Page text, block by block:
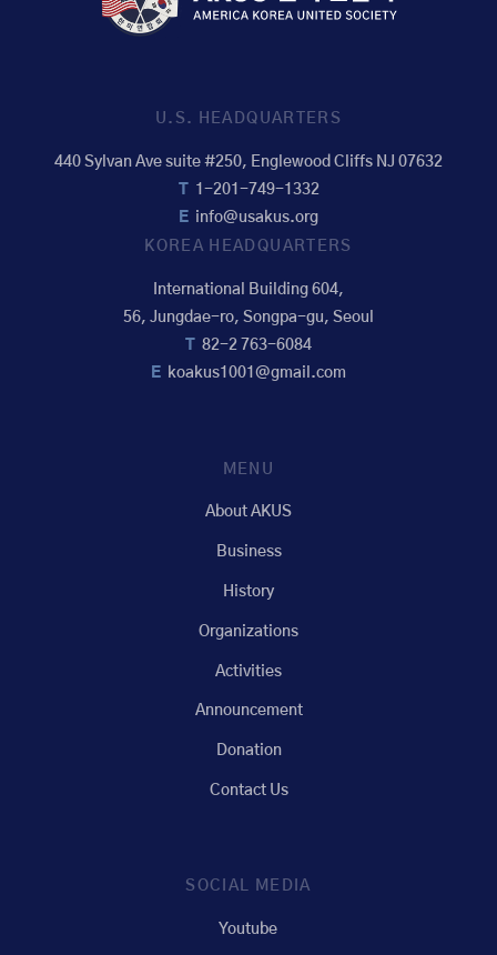
U.S. HEADQUARTERS
440 Sylvan Ave suite #250, Englewood Cliffs NJ 07632
1-201-749-1332
E info@usakus.org
KOREA HEADQUARTERS
International Building 604,
56, Jungdae-ro, Songpa-gu, Seoul
82-2 763-6084
E koakus1001@gmail.com
MENU
About AKUS
Business
History
Organizations
Activities
Announcement
Donation
Contact Us
SOCIAL MEDIA
Youtube